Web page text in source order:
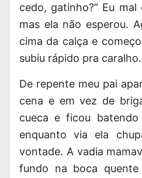
cedo, gatinho?” Eu mal
mas ela não esperou.
cima da calça e
subiu rápido pra caralho.
De repente meu pai
cena e em vez de
cueca e ficou batendo
enquanto via ela
vontade. A vadia
fundo na boca quente